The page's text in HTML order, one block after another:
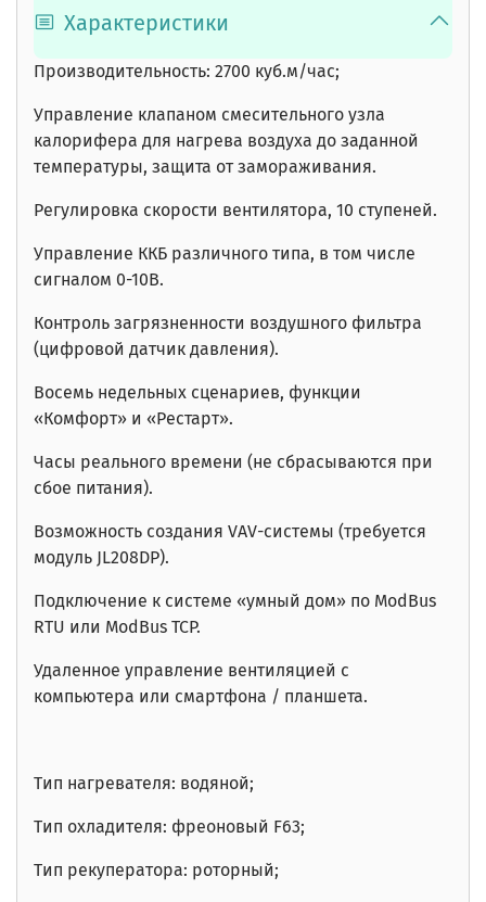
Характеристики
Производительность: 2700 куб.м/час;
Управление клапаном смесительного узла
калорифера для нагрева воздуха до заданной
температуры, защита от замораживания.
Регулировка скорости вентилятора, 10 ступеней.
Управление ККБ различного типа, в том числе
сигналом 0-10В.
Контроль загрязненности воздушного фильтра
(цифровой датчик давления).
Восемь недельных сценариев, функции
«Комфорт» и «Рестарт».
Часы реального времени (не сбрасываются при
сбое питания).
Возможность создания VAV-системы (требуется
модуль JL208DP).
Подключение к системе «умный дом» по ModBus
RTU или ModBus TCP.
Удаленное управление вентиляцией с
компьютера или смартфона / планшета.
Тип нагревателя: водяной;
Тип охладителя: фреоновый F63;
Тип рекуператора: роторный;